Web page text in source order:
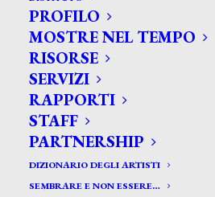
PROFILO
MOSTRE NEL TEMPO
RISORSE
SERVIZI
RAPPORTI
STAFF
PARTNERSHIP
DIZIONARIO DEGLI ARTISTI
SEMBRARE E NON ESSERE…
CERCA TRA GLI ARTISTI:
Search
for: